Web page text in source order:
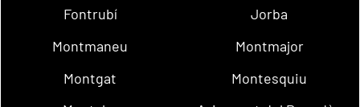
Fontrubí
Jorba
Montmaneu
Montmajor
Montgat
Montesquiu